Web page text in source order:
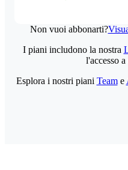
Non vuoi abbonarti?
I piani includono la nostra
l'accesso
Esplora i nostri piani Teame